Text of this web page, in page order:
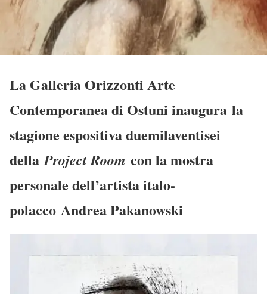
La Galleria Orizzonti Arte
Contemporanea di Ostuni inaugura la
stagione espositiva duemilaventisei
dellaProject Room con la mostra
personale dell’artista italo-
polacco Andrea Pakanowski